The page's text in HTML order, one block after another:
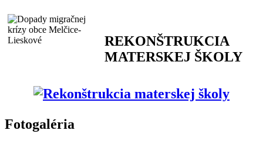
REKONŠTRUKCIA
MATERSKEJ ŠKOLY
Fotogaléria